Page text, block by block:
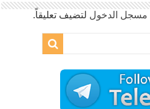
مسجل الدخول لتضيف تعليقاً.